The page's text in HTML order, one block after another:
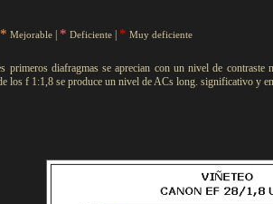
* Mejorable * Deficiente * Muy deficiente
primeros diafragmas se aprecian con un nivel de
los f 1:1,8 se produce un nivel de ACs long. significativo y